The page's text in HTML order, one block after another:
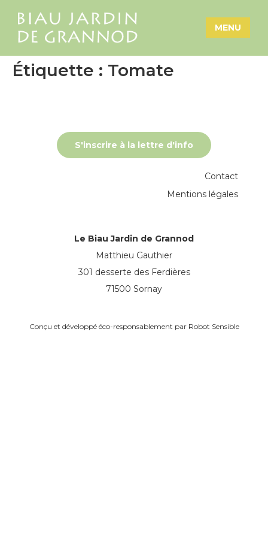
MENU
Étiquette : Tomate
Le Biau Jardin de Grannod
Matthieu Gauthier
301 desserte des Ferdières
71500 Sornay
S'inscrire à la lettre d'info
Contact
Mentions légales
Conçu et développé éco-responsablement par Robot Sensible